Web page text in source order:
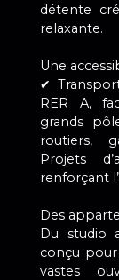
détente
relaxante.
Une
✔
RER A,
grands
routiers,
Projets
renforçant
Des
Du studio
conçu
vastes